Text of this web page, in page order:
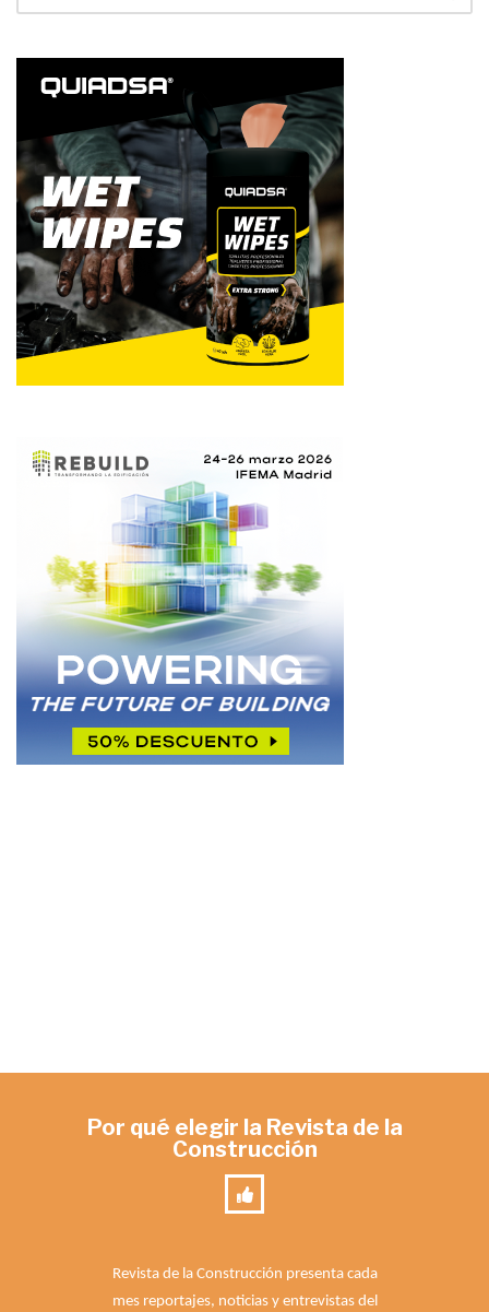
Por qué elegir la Revista de la
Construcción
Revista de la Construcción presenta cada
mes reportajes, noticias y entrevistas del